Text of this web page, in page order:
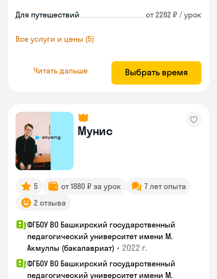
Для путешествий от 2282 ₽ / урок
Все услуги и цены (5)
Читать дальше Выбрать время
Мунис
5 от 1880 ₽ за урок
7 лет опыта
2 отзыва
ФГБОУ ВО Башкирский государственный
педагогический университет имени М.
Акмуллы (бакалавриат) • 2022 г.
ФГБОУ ВО Башкирский государственный
педагогический университет имени М.